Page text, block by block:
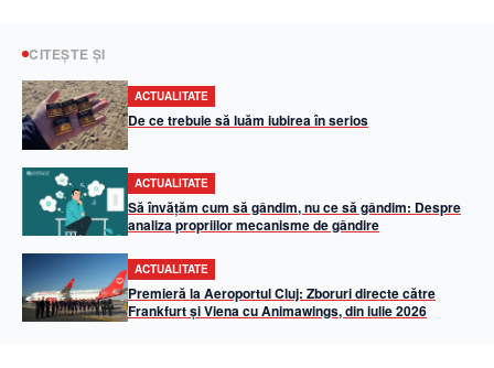
CITEȘTE ȘI
ACTUALITATE
De ce trebuie să luăm iubirea în serios
ACTUALITATE
Să învățăm cum să gândim, nu ce să gândim: Despre
analiza propriilor mecanisme de gândire
ACTUALITATE
Premieră la Aeroportul Cluj: Zboruri directe către
Frankfurt și Viena cu Animawings, din iulie 2026